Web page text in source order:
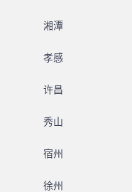
湘潭
孝感
许昌
秀山
宿州
徐州